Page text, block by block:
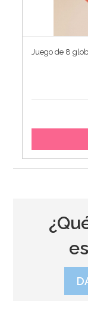
Juego de 8